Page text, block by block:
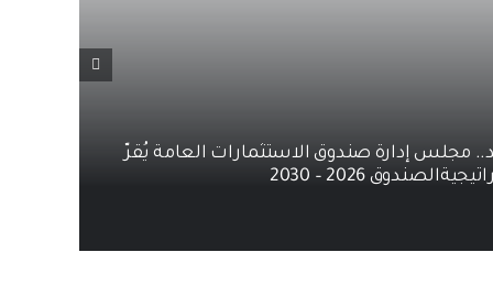
مجلس إدارة صندوق الاستثمارات العامة يُقرّ
2026 – 2030